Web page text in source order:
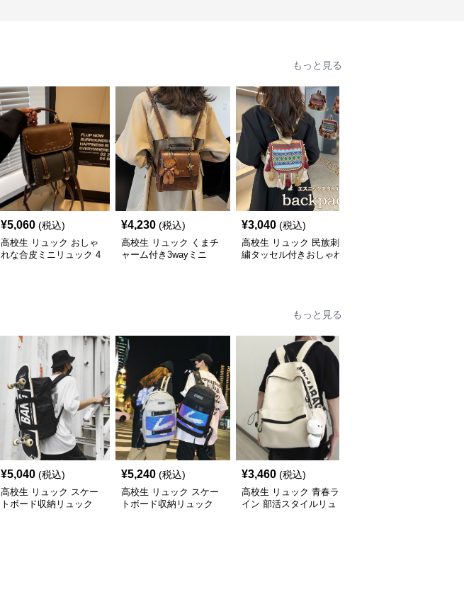
もっと見る
¥5,060 (税込)
高校生 リュック おしゃ
れな合皮ミニリュック 4
¥4,230 (税込)
高校生 リュック くまチ
ャーム付き3wayミニ
¥3,040 (税込)
高校生 リュック 民族刺
繍タッセル付きおしゃれ
もっと見る
¥5,040 (税込)
高校生 リュック スケー
トボード収納リュック
¥5,240 (税込)
高校生 リュック スケー
トボード収納リュック
¥3,460 (税込)
高校生 リュック 青春ラ
イン 部活スタイルリュ